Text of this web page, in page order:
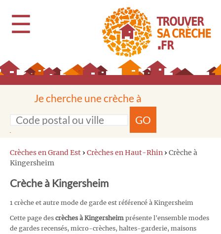
☰
Je cherche une crèche à
GO
Crèches en Grand Est › Crèches en Haut-Rhin › Crèche à
Kingersheim
Crèche à Kingersheim
1 crèche et autre mode de garde est référencé à Kingersheim
Cette page des crèches à Kingersheim présente l'ensemble modes
de gardes recensés, micro-crèches, haltes-garderie, maisons